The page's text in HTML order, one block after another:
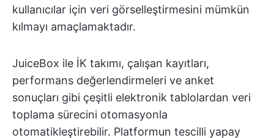
kullanıcılar için veri görselleştirmesini mümkün
kılmayı amaçlamaktadır.
JuiceBox ile İK takımı, çalışan kayıtları,
performans değerlendirmeleri ve anket
sonuçları gibi çeşitli elektronik tablolardan veri
toplama sürecini otomasyonla
otomatikleştirebilir. Platformun tescilli yapay